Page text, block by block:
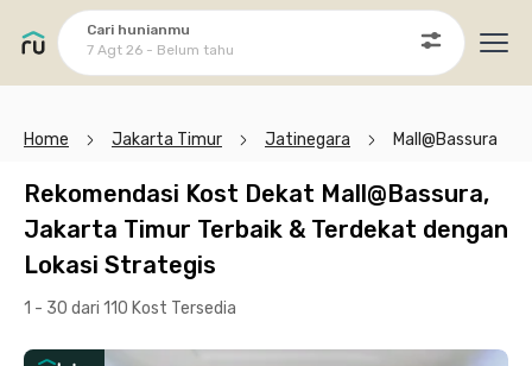
Cari hunianmu
7 Agt 26 - Belum tahu
Home Jakarta Timur Jatinegara Mall@Bassura
Rekomendasi Kost Dekat Mall@Bassura,
Jakarta Timur Terbaik & Terdekat dengan
Lokasi Strategis
1 - 30 dari 110 Kost Tersedia